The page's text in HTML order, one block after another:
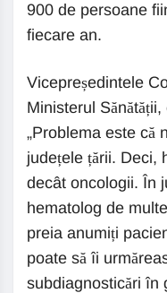
900 de persoane
fiecare an.
Vicepreședintele
Ministerul
„Problema este că
județele țării. Deci,
decât oncologii. În
hematolog de
preia anumiți
poate să îi
subdiagnosticări în